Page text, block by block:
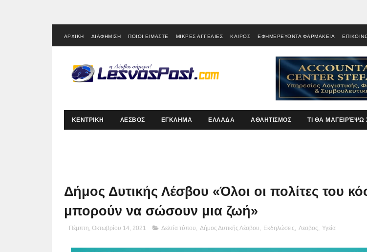
ΑΡΧΙΚΗ ΔΙΑΦΗΜΙΣΗ ΠΟΙΟΙ ΕΙΜΑΣΤΕ ΜΙΚΡΕΣ ΑΓΓΕΛΙΕΣ ΚΑΙΡΟΣ ΕΦΗΜΕΡΕΥΟΝΤΑ ΦΑΡΜΑΚΕΙΑ
ΚΕΝΤΡΙΚΗ ΛΕΣΒΟΣ ΕΓΚΛΗΜΑ ΕΛΛΑΔΑ ΑΘΛΗΤΙΣΜΟΣ ΤΙ ΘΑ
Δήμος Δυτικής Λέσβου «Όλοι οι πολίτες του
μπορούν να σώσουν μια ζωή»
Πέμπτη, Οκτωβρίου 14, 2021 Δελτία τύπου, Δήμος Δυτικής Λέσβου, Εκδηλώσεις, Λεσβος, Υγεία